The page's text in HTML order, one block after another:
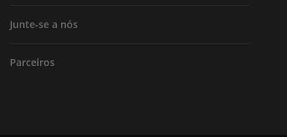
Junte-se a nós
Parceiros